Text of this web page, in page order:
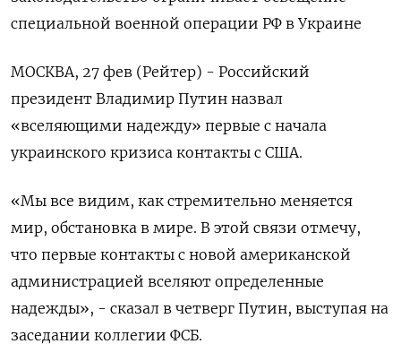
специальной военной операции РФ в Украине
МОСКВА, 27 фев (Рейтер) - Российский
президент Владимир Путин назвал
«вселяющими надежду» первые с начала
украинского кризиса контакты с США.
«Мы все видим, как стремительно меняется
мир, обстановка в мире. В этой связи отмечу,
что первые контакты с новой американской
администрацией вселяют определенные
надежды», - сказал в четверг Путин, выступая на
заседании коллегии ФСБ.